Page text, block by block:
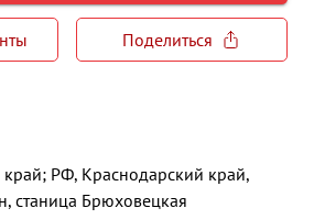
Поделиться
РФ, Краснодарский край,
станица Брюховецкая